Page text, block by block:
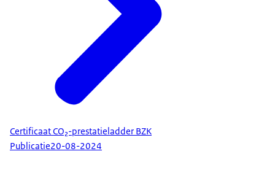
Certificaat CO₂-prestatieladder BZK
Publicatie20-08-2024